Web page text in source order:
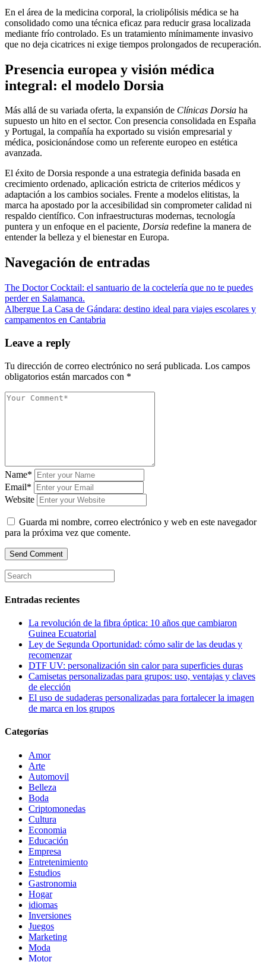
En el área de la medicina corporal, la criolipólisis médica se ha
consolidado como una técnica eficaz para reducir grasa localizada
mediante frío controlado. Es un tratamiento mínimamente invasivo
que no deja cicatrices ni exige tiempos prolongados de recuperación.
Presencia europea y visión médica
integral: el modelo Dorsia
Más allá de su variada oferta, la expansión de Clínicas Dorsia ha
supuesto un hito en el sector. Con presencia consolidada en España
y Portugal, la compañía ha exportado su visión empresarial y
médica, posicionándose como un referente europeo en estética
avanzada.
El éxito de Dorsia responde a una estrategia definida basada en
crecimiento ordenado, aplicación estricta de criterios médicos y
adaptación a los cambios sociales. Frente a modelos elitistas, la
marca ha apostado por la accesibilidad sin comprometer calidad ni
respaldo científico. Con infraestructuras modernas, tecnología
puntera y un enfoque en el paciente, Dorsia redefine la manera de
entender la belleza y el bienestar en Europa.
Navegación de entradas
The Doctor Cocktail: el santuario de la coctelería que no te puedes
perder en Salamanca.
Albergue La Casa de Gándara: destino ideal para viajes escolares y
campamentos en Cantabria
Leave a reply
Tu dirección de correo electrónico no será publicada. Los campos
obligatorios están marcados con *
Name*
Email*
Website
Guarda mi nombre, correo electrónico y web en este navegador
para la próxima vez que comente.
Entradas recientes
La revolución de la fibra óptica: 10 años que cambiaron
Guinea Ecuatorial
Ley de Segunda Oportunidad: cómo salir de las deudas y
recomenzar
DTF UV: personalización sin calor para superficies duras
Camisetas personalizadas para grupos: uso, ventajas y claves
de elección
El uso de sudaderas personalizadas para fortalecer la imagen
de marca en los grupos
Categorías
Amor
Arte
Automovil
Belleza
Boda
Criptomonedas
Cultura
Economia
Educación
Empresa
Entretenimiento
Estudios
Gastronomia
Hogar
idiomas
Inversiones
Juegos
Marketing
Moda
Motor